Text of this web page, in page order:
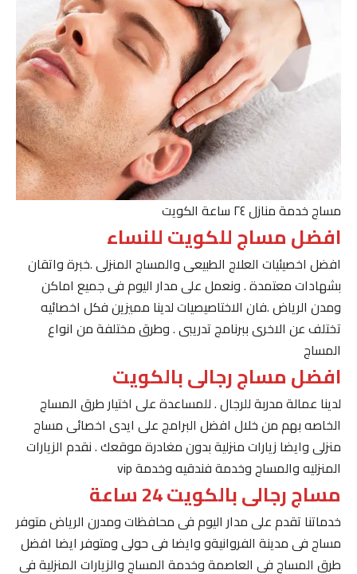
مساج خدمة منازل ٢٤ ساعة الكويت
افضل مساج للكويت للنساء
افضل اخصيئيات العلاج الطبيعى والمساج المنزلى .خبرة واتقان
بشهادات معتمدة . ونعمل على مدار اليوم فى جميع اماكن
ومدن الرياض .فان الاختاصيصيات لدينا مميزين فكل اخصائيه
تختلف عن الاخرى ببرنامج تدريبى . وطرق مختلفة من انواع
المساج
افضل مساج رجالى بالكويت
لدينا عمالة مدربة للرجال . للمساعدة على اختيار طرق المساج
الخاصه بهم من خلال افضل البرامج على ايدى اخصائى مساج
منزلى وايضا زيارات منزلية بدون مغادرة موقعك . نقدم الزيارات
المنزليه والمساج وخدمة فندقيه وخدمة vip
مساج رجالى بالكويت 24 ساعة
خدماتنا تقدم على مدار اليوم فى محافظات ومدرن الرياض متوفر
مساج فى مدينة الفروانيةو وايضا فى حولى ومتوفر ايضا افضل
طرق المساج فى العاصمة وخدمة المساج والزيارات المنزلية فى